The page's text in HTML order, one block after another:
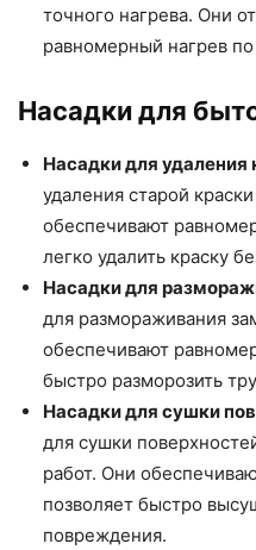
точного нагрева. Они
равномерный нагрев
Насадки для
Насадки для удаления
удаления старой
обеспечивают
легко удалить краску
Насадки для
для размораживания
обеспечивают
быстро разморозить
Насадки для сушки
для сушки
работ. Они
позволяет быстро
повреждения.